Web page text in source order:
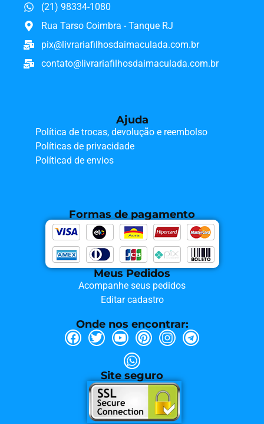
(21) 98334-1080
Rua Tarso Coimbra - Tanque RJ
pix@livrariafilhosdaimaculada.com.br
contato@livrariafilhosdaimaculada.com.br
Ajuda
Política de trocas, devolução e reembolso
Políticas de privacidade
Políticad de envios
Formas de pagamento
Meus Pedidos
Acompanhe seus pedidos
Editar cadastro
Onde nos encontrar:
Site seguro